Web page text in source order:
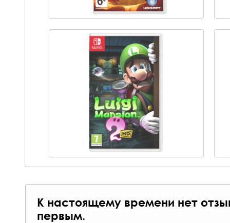
К настоящему времени нет
первым.